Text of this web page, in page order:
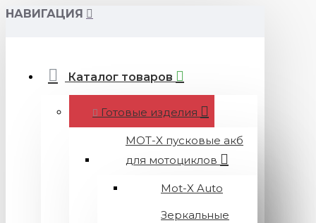
НАВИГАЦИЯ
Каталог товаров
Готовые изделия
MOT-X пусковые акб
для мотоциклов
Mot-X Auto
Зеркальные